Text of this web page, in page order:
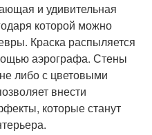
и удивительная
которой можно
Краска распыляется
аэрографа. Стены
либо с цветовыми
внести
которые станут